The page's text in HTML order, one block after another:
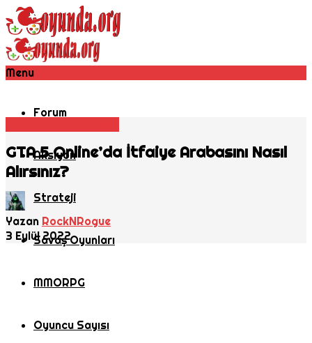
Menu
Forum
Aksiyon
Strateji
Savaş Oyunları
MMORPG
Oyuncu Sayısı
GTA 5 Online’da İtfaiye Arabasını Nasıl
Alırsınız?
Yazan RockNRogue
3 Eylül 2022